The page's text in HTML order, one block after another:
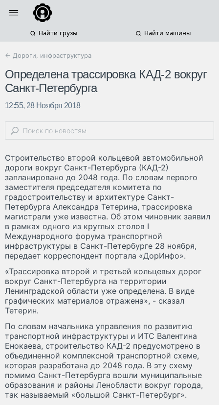
Найти грузы Найти машины
← Дороги, инфраструктура
Определена трассировка КАД-2 вокруг
Санкт-Петербурга
12:55, 28 Ноября 2018
Строительство второй кольцевой автомобильной
дороги вокруг Санкт-Петербурга (КАД-2)
запланировано до 2048 года. По словам первого
заместителя председателя комитета по
градостроительству и архитектуре Санкт-
Петербурга Александра Тетерина, трассировка
магистрали уже известна. Об этом чиновник заявил
в рамках одного из круглых столов I
Международного форума транспортной
инфраструктуры в Санкт-Петербурге 28 ноября,
передает корреспондент портала «ДорИнфо».
«Трассировка второй и третьей кольцевых дорог
вокруг Санкт-Петербурга на территории
Ленинградской области уже определена. В виде
графических материалов отражена», - сказал
Тетерин.
По словам начальника управления по развитию
транспортной инфраструктуры и ИТС Валентина
Енокаева, строительство КАД-2 предусмотрено в
объединенной комплексной транспортной схеме,
которая разработана до 2048 года. В эту схему
помимо Санкт-Петербурга вошли муниципальные
образования и районы Ленобласти вокруг города,
так называемый «большой Санкт-Петербург».